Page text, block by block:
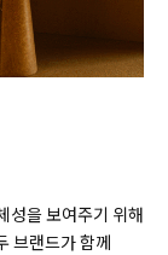
성을 보여주기 위해
브랜드가 함께